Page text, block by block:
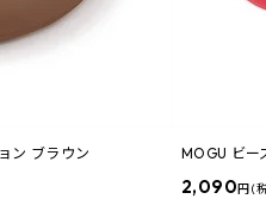
ン ブラウン MOGU ビー
2,090円 (